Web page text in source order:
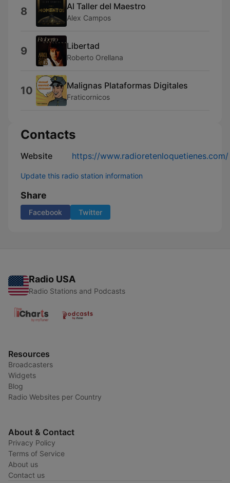
8 Al Taller del Maestro
Alex Campos
9 Libertad
Roberto Orellana
10 Malignas Plataformas Digitales
Fraticornicos
Contacts
Website https://www.radioretenloquetienes.com/
Update this radio station information
Share
Facebook Twitter
Radio USA
Radio Stations and Podcasts
Resources
Broadcasters
Widgets
Blog
Radio Websites per Country
About & Contact
Privacy Policy
Terms of Service
About us
Contact us